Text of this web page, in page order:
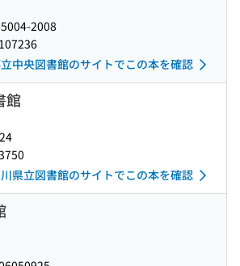
2008
中央図書館のサイトでこの本を確認
館
県立図書館のサイトでこの本を確認